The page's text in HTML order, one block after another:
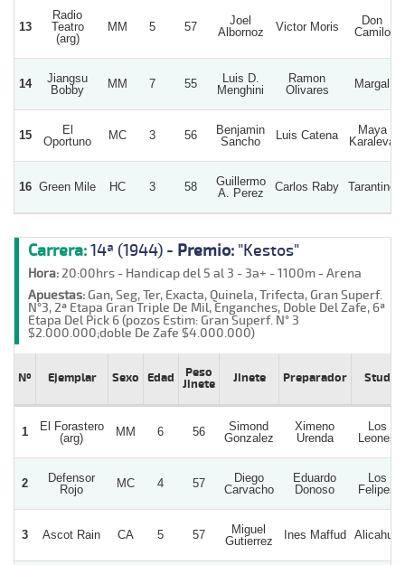
13
Radio
Teatro
(arg)
MM 5 57
Joel
Albornoz
Victor Moris
Don
Camilo
14
Jiangsu
Bobby
MM 7 55
Luis D.
Menghini
Ramon
Olivares
Margal
15
El
Oportuno
MC 3 56
Benjamin
Sancho
Luis Catena
Maya
Karaleva
16 Green Mile HC 3 58
Guillermo
A. Perez
Carlos Raby Tarantino
Carrera:14ª (1944) - Premio: "Kestos"
Hora:20:00hrs - Handicap del 5 al 3 - 3a+ - 1100m - Arena
Apuestas:Gan, Seg, Ter, Exacta, Quinela, Trifecta, Gran Superf.
N°3, 2ª Etapa Gran Triple De Mil, Enganches, Doble Del Zafe, 6ª
Etapa Del Pick 6 (pozos Estim: Gran Superf. N° 3
$2.000.000;doble De Zafe $4.000.000)
Nº Ejemplar Sexo Edad
Peso
Jinete
Jinete Preparador Stud
1
El Forastero
(arg)
MM 6 56
Simond
Gonzalez
Ximeno
Urenda
Los
Leones
2
Defensor
Rojo
MC 4 57
Diego
Carvacho
Eduardo
Donoso
Los
Felipes
3 Ascot Rain CA 5 57
Miguel
Gutierrez
Ines Maffud Alicahue